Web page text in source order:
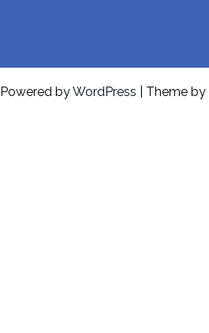
| Powered byWordPress | Theme by